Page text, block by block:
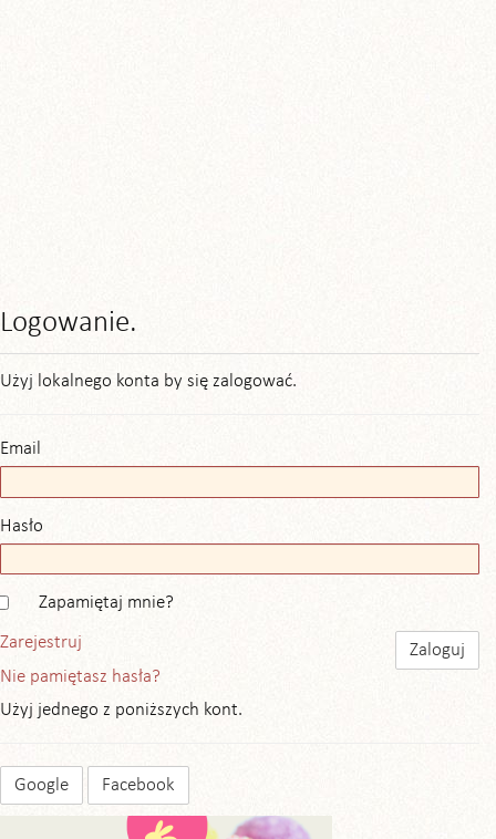
Logowanie.
Użyj lokalnego konta by się zalogować.
Email
Hasło
Zapamiętaj mnie?
Zarejestruj
Nie pamiętasz hasła?
Użyj jednego z poniższych kont.
Google Facebook